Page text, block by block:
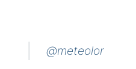
@meteolor